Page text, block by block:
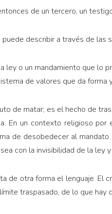
de un tercero, un
describir a través de las
ley o un mandamiento que lo
de valores que da forma
de matar; es el hecho de
En un contexto religioso por
de desobedecer al
con la invisibilidad de la ley
de otra forma el lenguaje. El
traspasado, de lo que hay